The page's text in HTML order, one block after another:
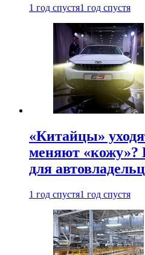
1 год спустя1 год спустя
«Китайцы»
меняют «кожу»?
для
1 год спустя1 год спустя